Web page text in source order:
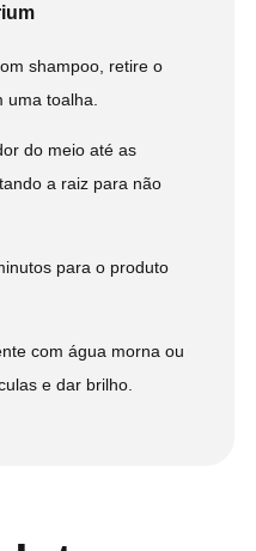
shampoo, retire o
toalha.
do meio até as
a raiz para não
para o produto
com água morna ou
e dar brilho.